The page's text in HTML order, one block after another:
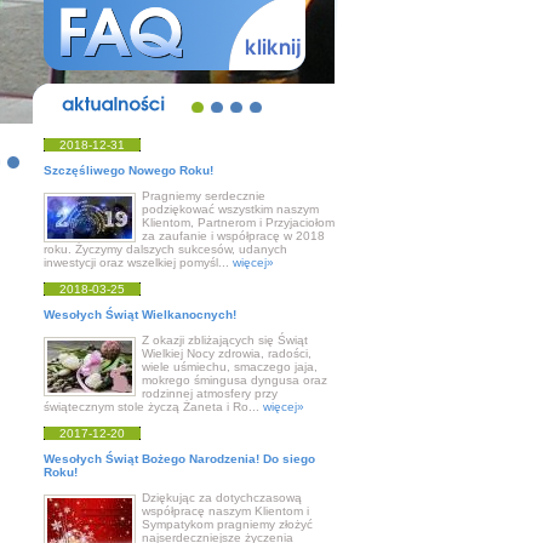
2018-12-31
Szczęśliwego Nowego Roku!
Pragniemy serdecznie
podziękować wszystkim naszym
Klientom, Partnerom i Przyjaciołom
za zaufanie i współpracę w 2018
roku. Życzymy dalszych sukcesów, udanych
inwestycji oraz wszelkiej pomyśl... więcej»
2018-03-25
Wesołych Świąt Wielkanocnych!
Z okazji zbliżających się Świąt
Wielkiej Nocy zdrowia, radości,
wiele uśmiechu, smaczego jaja,
mokrego śmingusa dyngusa oraz
rodzinnej atmosfery przy
świątecznym stole życzą Żaneta i Ro... więcej»
2017-12-20
Wesołych Świąt Bożego Narodzenia! Do siego
Roku!
Dziękując za dotychczasową
współpracę naszym Klientom i
Sympatykom pragniemy złożyć
najserdeczniejsze życzenia